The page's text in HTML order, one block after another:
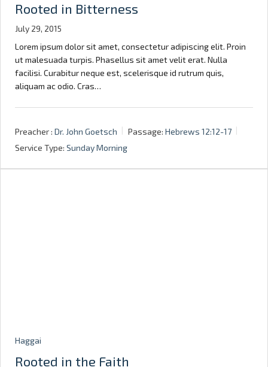
Rooted in Bitterness
July 29, 2015
Lorem ipsum dolor sit amet, consectetur adipiscing elit. Proin
ut malesuada turpis. Phasellus sit amet velit erat. Nulla
facilisi. Curabitur neque est, scelerisque id rutrum quis,
aliquam ac odio. Cras…
Preacher : Dr. John Goetsch Passage: Hebrews 12:12-17
Service Type: Sunday Morning
Haggai
Rooted in the Faith